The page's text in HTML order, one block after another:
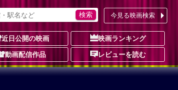
今見る映画検索
近日公開の映画 映画ランキング
動画配信作品 レビューを読む